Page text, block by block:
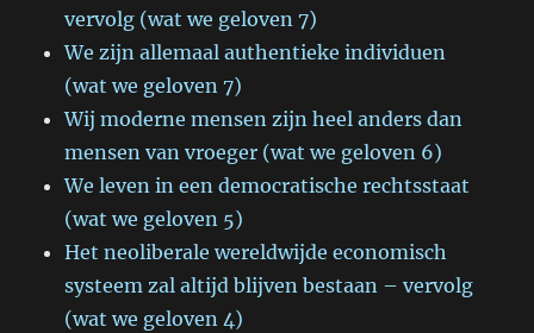
vervolg (wat we geloven 7)
We zijn allemaal authentieke individuen
(wat we geloven 7)
Wij moderne mensen zijn heel anders dan
mensen van vroeger (wat we geloven 6)
We leven in een democratische rechtsstaat
(wat we geloven 5)
Het neoliberale wereldwijde economisch
systeem zal altijd blijven bestaan – vervolg
(wat we geloven 4)